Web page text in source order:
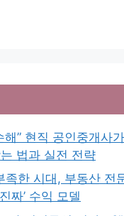
해” 현직 공인중개사
법과 실전 전략
족한 시대, 부동산 전
짜’ 수익 모델